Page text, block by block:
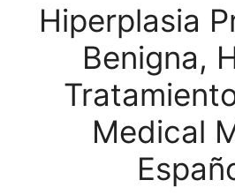
Hiperplasia
Benigna,
Medical